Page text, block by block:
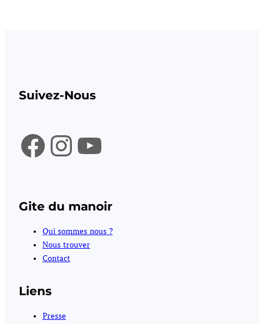
Suivez-Nous
Facebook InstagramYouTube
Gite du manoir
Qui sommes nous ?
Nous trouver
Contact
Liens
Presse